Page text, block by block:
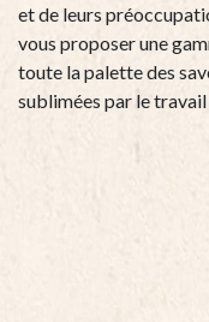
et de leurs
vous proposer une
toute la palette des
sublimées par le